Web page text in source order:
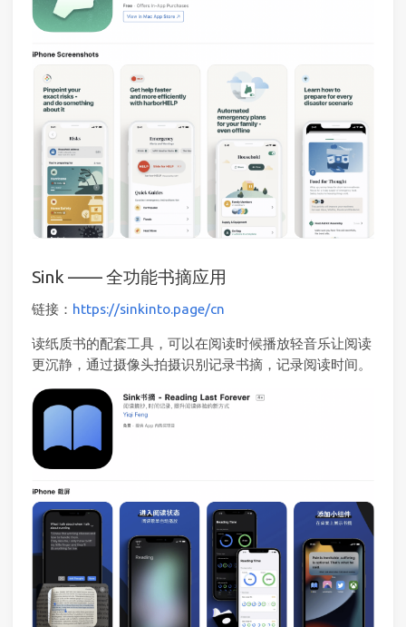
Sink —— 全功能书摘应用
链接： https://sinkinto.page/cn
读纸质书的配套工具，可以在阅读时候播放轻音乐让阅读
更沉静，通过摄像头拍摄识别记录书摘，记录阅读时间。